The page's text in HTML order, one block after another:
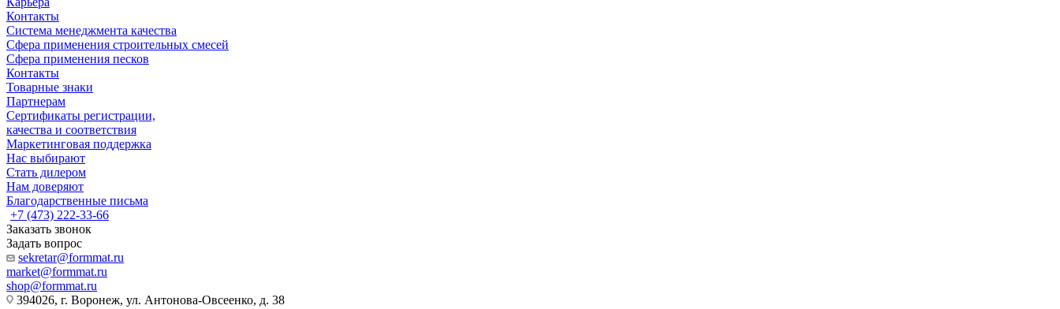
Контакты
Система менеджмента качества
Сфера применения строительных смесей
Сфера применения песков
Контакты
Товарные знаки
Партнерам
Сертификаты регистрации,
качества и соответствия
Маркетинговая поддержка
Нас выбирают
Стать дилером
Нам доверяют
Благодарственные письма
+7 (473) 222-33-66
Заказать звонок
Задать вопрос
sekretar@formmat.ru
market@formmat.ru
shop@formmat.ru
394026, г. Воронеж, ул. Антонова-Овсеенко, д. 38